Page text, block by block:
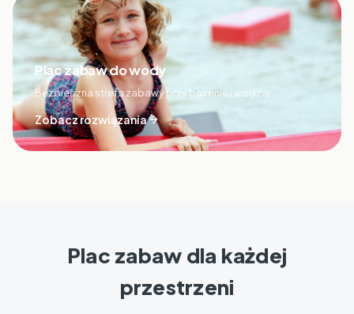
Plac zabaw do wody
Bezpieczna strefa zabawy przy basenie i wodzie
Zobacz rozwiązania
Plac zabaw dla każdej
przestrzeni